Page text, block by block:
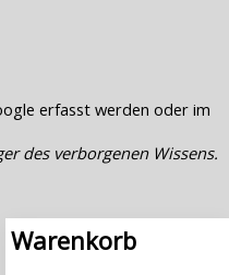
erfasst werden oder im
des verborgenen Wissens.
Warenkorb